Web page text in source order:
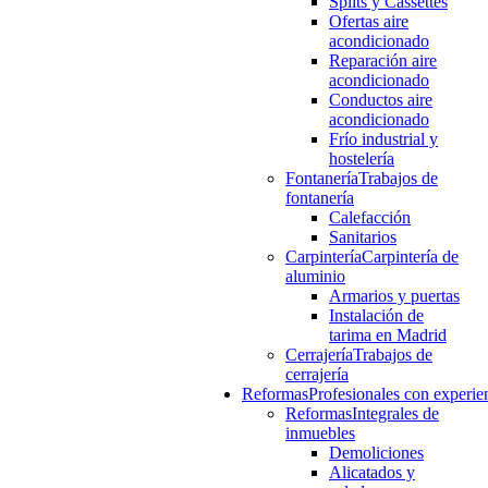
Ofertas aire
acondicionado
Reparación aire
acondicionado
Conductos aire
acondicionado
Frío industrial y
hostelería
FontaneríaTrabajos de
fontanería
Calefacción
Sanitarios
CarpinteríaCarpintería de
aluminio
Armarios y puertas
Instalación de
tarima en Madrid
CerrajeríaTrabajos de
cerrajería
ReformasProfesionales con
ReformasIntegrales de
inmuebles
Demoliciones
Alicatados y